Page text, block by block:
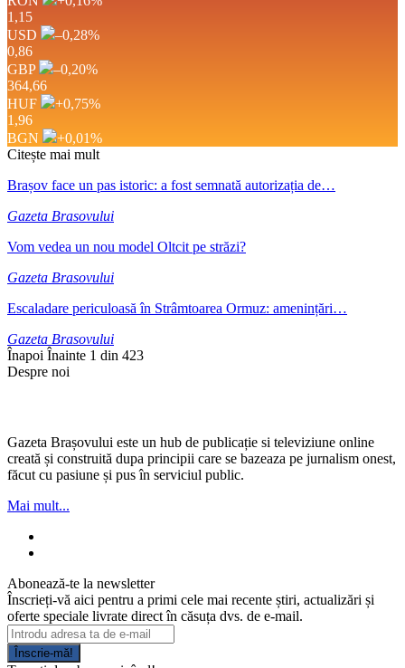
1,15
USD
–0,28%
0,86
GBP
–0,20%
364,66
HUF
+0,75%
1,96
BGN
+0,01%
Citește mai mult
Brașov face un pas istoric: a fost semnată autorizația de…
Gazeta Brasovului
Vom vedea un nou model Oltcit pe străzi?
Gazeta Brasovului
Escaladare periculoasă în Strâmtoarea Ormuz: amenințări…
Gazeta Brasovului
Înapoi Înainte 1 din 423
Despre noi
Gazeta Brașovului este un hub de publicație si televiziune online
creată și construită dupa principii care se bazeaza pe jurnalism onest,
făcut cu pasiune și pus în serviciul public.
Mai mult...
Abonează-te la newsletter
Înscrieți-vă aici pentru a primi cele mai recente știri, actualizări și
oferte speciale livrate direct în căsuța dvs. de e-mail.
Înscrie-mă!